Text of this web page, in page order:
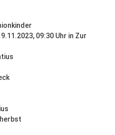
09:30 Uhr in Zur